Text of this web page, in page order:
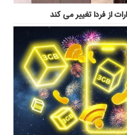
از فردا تغییر می کند